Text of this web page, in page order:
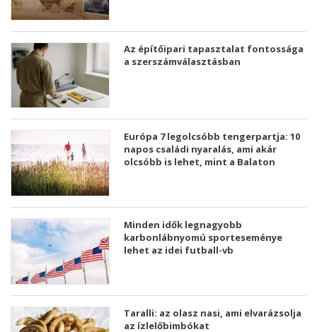
Az építőipari tapasztalat fontossága
a szerszámválasztásban
Európa 7 legolcsóbb tengerpartja: 10
napos családi nyaralás, ami akár
olcsóbb is lehet, mint a Balaton
Minden idők legnagyobb
karbonlábnyomú sporteseménye
lehet az idei futball-vb
Taralli: az olasz nasi, ami elvarázsolja
az ízlelőbimbókat